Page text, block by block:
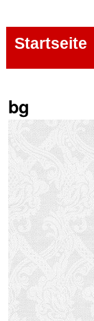
zum
Inhalt
Direkt
zur
Startseite
bg